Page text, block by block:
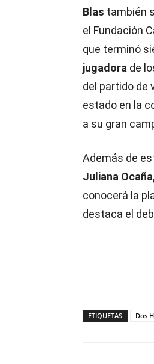
Blas también
el Fundación
que terminó
jugadora de
del partido de
estado en la
a su gran
Además de
Juliana
conocerá la
destaca el
ETIQUETAS Dos